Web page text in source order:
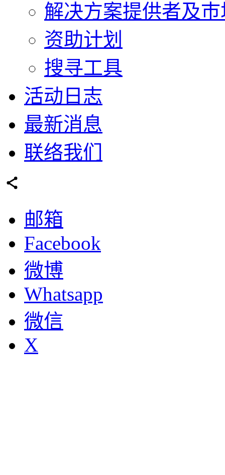
解决方案提供者及
资助计划
搜寻工具
活动日志
最新消息
联络我们
邮箱
Facebook
微博
Whatsapp
微信
X